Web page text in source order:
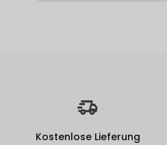
Kostenlose Lieferung